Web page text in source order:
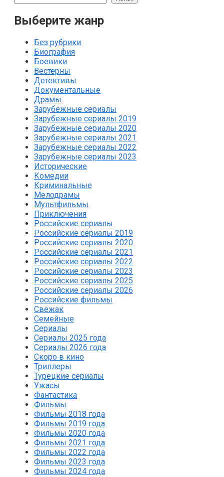
Выберите жанр
Без рубрики
Биография
Боевики
Вестерны
Детективы
Документальные
Драмы
Зарубежные сериалы
Зарубежные сериалы 2019
Зарубежные сериалы 2020
Зарубежные сериалы 2021
Зарубежные сериалы 2022
Зарубежные сериалы 2023
Исторические
Комедии
Криминальные
Мелодрамы
Мультфильмы
Приключения
Российские сериалы
Российские сериалы 2019
Российские сериалы 2020
Российские сериалы 2021
Российские сериалы 2022
Российские сериалы 2023
Российские сериалы 2025
Российские сериалы 2026
Российские фильмы
Свежак
Семейные
Сериалы
Сериалы 2025 года
Сериалы 2026 года
Скоро в кино
Триллеры
Турецкие сериалы
Ужасы
Фантастика
Фильмы
Фильмы 2018 года
Фильмы 2019 года
Фильмы 2020 года
Фильмы 2021 года
Фильмы 2022 года
Фильмы 2023 года
Фильмы 2024 года